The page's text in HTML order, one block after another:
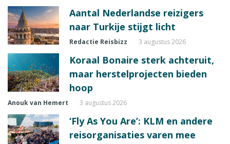
Aantal Nederlandse reizigers
naar Turkije stijgt licht
Redactie Reisbizz 3 augustus 2026
Koraal Bonaire sterk achteruit,
maar herstelprojecten bieden
hoop
Anouk van Hemert 3 augustus 2026
‘Fly As You Are’: KLM en andere
reisorganisaties varen mee